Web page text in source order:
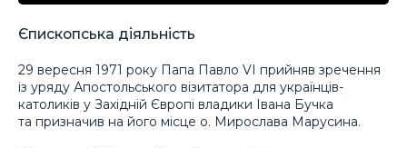
Єпископська діяльність
29 вересня 1971 року Папа Павло VI прийняв зречення
із уряду Апостольського візитатора для українців-
католиків у Західній Європі владики Івана Бучка
та призначив на його місце о. Мирослава Марусина.